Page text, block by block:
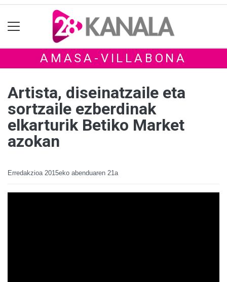
AMASA-VILLABONA
Artista, diseinatzaile eta
sortzaile ezberdinak
elkarturik Betiko Market
azokan
Erredakzioa 2015eko abenduaren 21a